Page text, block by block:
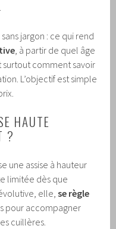
jargon : ce qui rend
, à partir de quel âge
surtout comment savoir
L’objectif est simple
HAUTE
?
une assise à hauteur
limitée dès que
elle,se règle
pour accompagner
cuillères.